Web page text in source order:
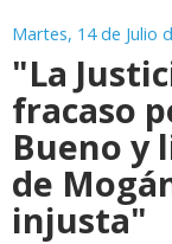
Martes, 14 de Julio
"La
fracaso
Bueno y
de
injusta"